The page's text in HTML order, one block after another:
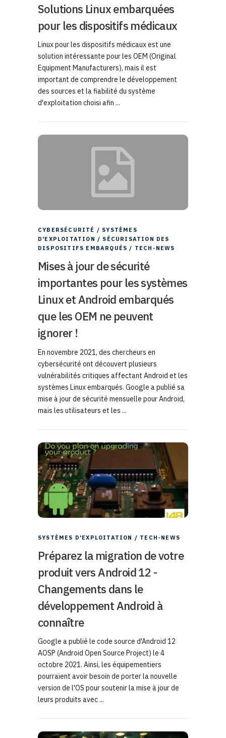
Solutions Linux embarquées
pour les dispositifs médicaux
Linux pour les dispositifs médicaux est une
solution intéressante pour les OEM (Original
Equipment Manufacturers), mais il est
important de comprendre le développement
des sources et la fiabilité du système
d'exploitation choisi afin ...
CYBERSÉCURITÉ / SYSTÈMES
D'EXPLOITATION / SÉCURISATION DES
DISPOSITIFS EMBARQUÉS / TECH-NEWS
Mises à jour de sécurité
importantes pour les systèmes
Linux et Android embarqués
que les OEM ne peuvent
ignorer !
En novembre 2021, des chercheurs en
cybersécurité ont découvert plusieurs
vulnérabilités critiques affectant Android et les
systèmes Linux embarqués. Google a publié sa
mise à jour de sécurité mensuelle pour Android,
mais les utilisateurs et les ...
SYSTÈMES D'EXPLOITATION / TECH-NEWS
Préparez la migration de votre
produit vers Android 12 -
Changements dans le
développement Android à
connaître
Google a publié le code source d'Android 12
AOSP (Android Open Source Project) le 4
octobre 2021. Ainsi, les équipementiers
pourraient avoir besoin de porter la nouvelle
version de l'OS pour soutenir la mise à jour de
leurs produits avec ...